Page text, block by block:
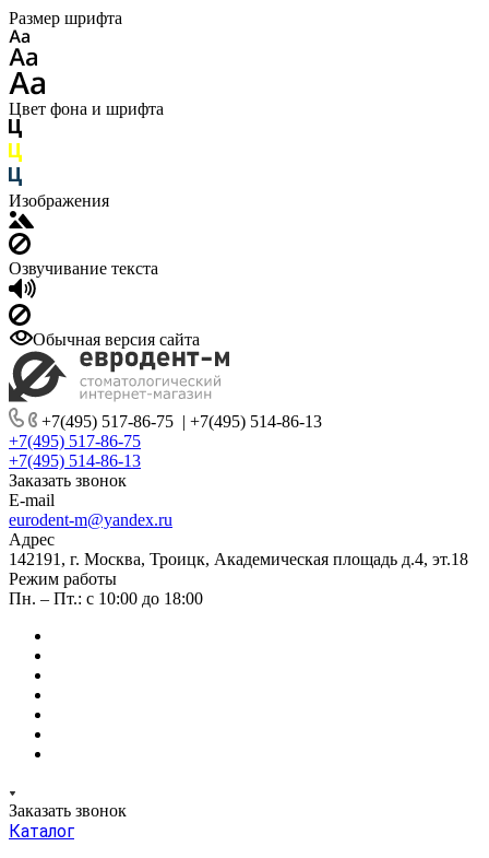
Размер шрифта
Цвет фона и шрифта
Изображения
Озвучивание текста
Обычная версия сайта
+7(495) 517-86-75 | +7(495) 514-86-13
+7(495) 517-86-75
+7(495) 514-86-13
Заказать звонок
E-mail
eurodent-m@yandex.ru
Адрес
142191, г. Москва, Троицк, Академическая площадь д.4, эт.18
Режим работы
Пн. – Пт.: с 10:00 до 18:00
Заказать звонок
Каталог